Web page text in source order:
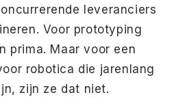
leveranciers
Voor prototyping
prima. Maar voor een
robotica die jarenlang
zijn ze dat niet.